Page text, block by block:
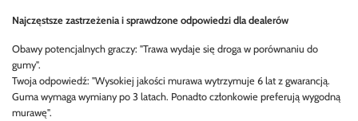
Najczęstsze zastrzeżenia i sprawdzone odpowiedzi dla dealerów
Obawy potencjalnych graczy: "Trawa wydaje się droga w porównaniu do
gumy".
Twoja odpowiedź: "Wysokiej jakości murawa wytrzymuje 6 lat z gwarancją.
Guma wymaga wymiany po 3 latach. Ponadto członkowie preferują wygodną
murawę".